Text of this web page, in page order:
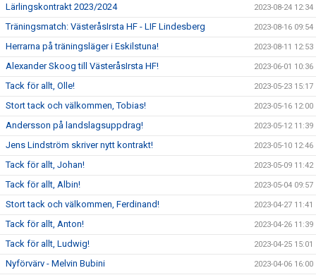
Lärlingskontrakt 2023/2024 2023-08-24 12:34
Träningsmatch: VästeråsIrsta HF - LIF Lindesberg 2023-08-16 09:54
Herrarna på träningsläger i Eskilstuna! 2023-08-11 12:53
Alexander Skoog till VästeråsIrsta HF! 2023-06-01 10:36
Tack för allt, Olle! 2023-05-23 15:17
Stort tack och välkommen, Tobias! 2023-05-16 12:00
Andersson på landslagsuppdrag! 2023-05-12 11:39
Jens Lindström skriver nytt kontrakt! 2023-05-10 12:46
Tack för allt, Johan! 2023-05-09 11:42
Tack för allt, Albin! 2023-05-04 09:57
Stort tack och välkommen, Ferdinand! 2023-04-27 11:41
Tack för allt, Anton! 2023-04-26 11:39
Tack för allt, Ludwig! 2023-04-25 15:01
Nyförvärv - Melvin Bubini 2023-04-06 16:00